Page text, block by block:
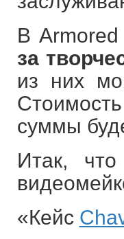
В
за
из них
суммы
Итак,
«Кейс